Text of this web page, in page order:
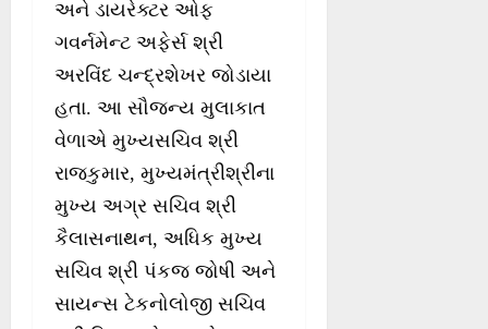
અને ડાયરેક્ટર ઓફ
ગવર્નમેન્‍ટ અફેર્સ શ્રી
અરવિંદ ચન્‍દ્રશેખર જોડાયા
હતા. આ સૌજન્‍ય મુલાકાત
વેળાએ મુખ્યસચિવ શ્રી
રાજકુમાર, મુખ્યમંત્રીશ્રીના
મુખ્ય અગ્ર સચિવ શ્રી
કૈલાસનાથન, અધિક મુખ્ય
સચિવ શ્રી પંકજ જોષી અને
સાયન્‍સ ટેકનોલોજી સચિવ